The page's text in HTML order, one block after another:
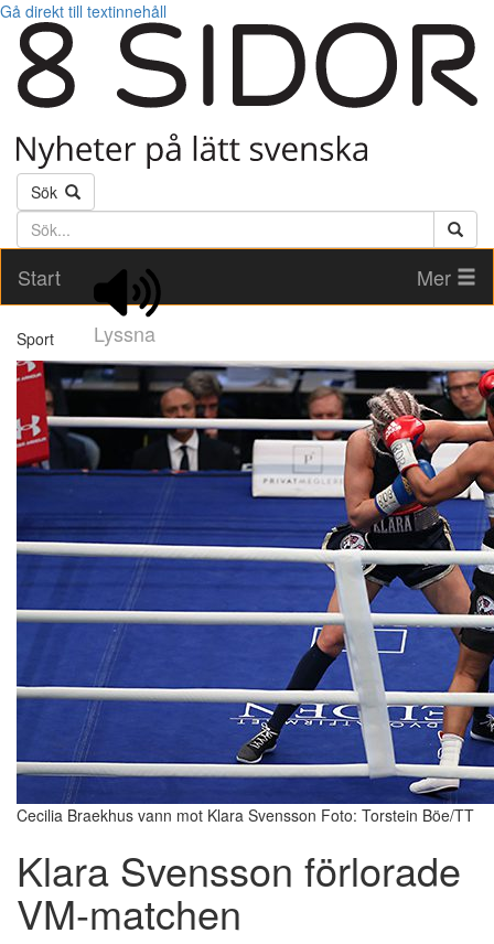
Gå direkt till textinnehåll
Sök
Söktext
Start
Lyssna
Mer
Sport
Cecilia Braekhus vann mot Klara Svensson Foto: Torstein Böe/TT
Klara Svensson förlorade
VM-matchen